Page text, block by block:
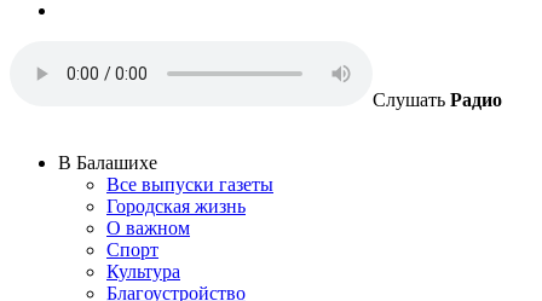
Слушать Радио
В Балашихе
Все выпуски газеты
Городская жизнь
О важном
Спорт
Культура
Благоустройство